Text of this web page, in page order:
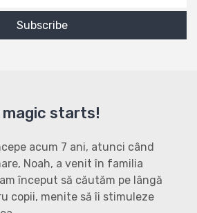
magic starts!
acum 7 ani, atunci când
Noah, a venit în familia
început să căutăm pe lângă
copii, menite să îi stimuleze